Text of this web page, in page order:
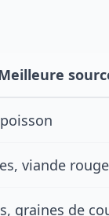
viande rouge
graines de